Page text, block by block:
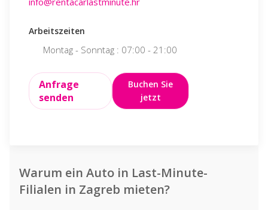
Arbeitszeiten
Montag - Sonntag : 07:00 - 21:00
Anfrage
senden
Buchen Sie
jetzt
Warum ein Auto in Last-Minute-
Filialen in Zagreb mieten?